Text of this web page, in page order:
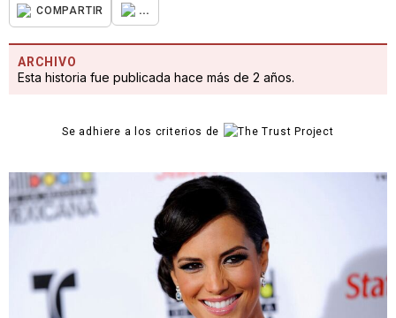
COMPARTIR ...
ARCHIVO
Esta historia fue publicada hace más de 2 años.
Se adhiere a los criterios de